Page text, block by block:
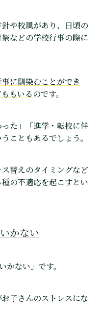
や校風があり、日頃の
などの学校行事の際に
に馴染むことができ
もいるのです。
た」「進学・転校に伴
こともあるでしょう。
替えのタイミングなど
の不適応を起こすとい
かない
ない」です。
子さんのストレスにな